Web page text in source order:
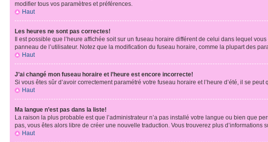
modifier tous vos paramètres et préférences.
Haut
Les heures ne sont pas correctes!
Il est possible que l’heure affichée soit sur un fuseau horaire différent de celui dans lequel
panneau de l’utilisateur. Notez que la modification du fuseau horaire, comme la plupart des
Haut
J’ai changé mon fuseau horaire et l’heure est encore incorrecte!
Si vous êtes sûr d’avoir correctement paramétré votre fuseau horaire et l’heure d’été, il se
Haut
Ma langue n’est pas dans la liste!
La raison la plus probable est que l’administrateur n’a pas installé votre langue ou bien que
pas, vous êtes alors libre de créer une nouvelle traduction. Vous trouverez plus
Haut